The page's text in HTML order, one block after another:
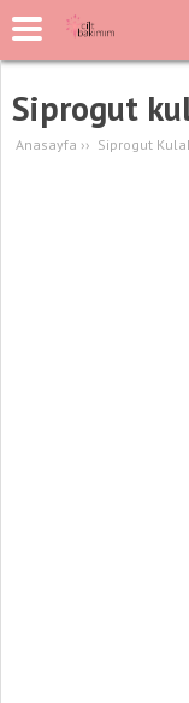
Siprogut
Anasayfa ›› Siprogut